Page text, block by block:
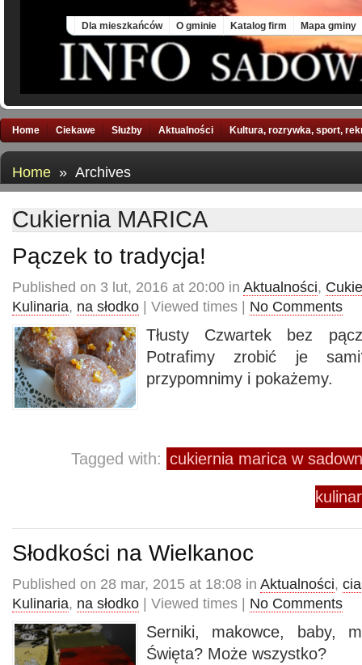
Dla mieszkańców O gminie Katalog firm Mapa gminy
Home Ciekawe Służby Aktualności Kultura, rozrywka, sport,
Home » Archives
Cukiernia MARICA
Pączek to tradycja!
Published on 3 lut, 2016 at 20:00 in Aktualności,
Kulinaria, na słodko | Viewed times | No Comments
Tłusty Czwartek bez
Potrafimy zrobić je
przypomnimy i pokażemy.
Tagged with: cukiernia marica w
Słodkości na Wielkanoc
Published on 28 mar, 2015 at 18:08 in Aktualności,
Kulinaria, na słodko | Viewed times | No Comments
Serniki, makowce, baby,
Święta? Może wszystko?